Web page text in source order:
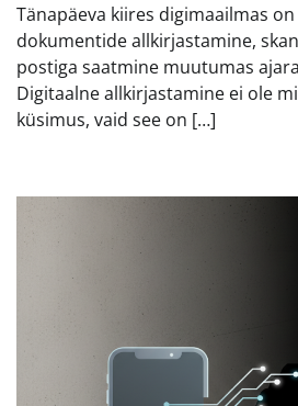
Tänapäeva kiires digimaailmas
dokumentide allkirjastamine,
postiga saatmine muutumas
Digitaalne allkirjastamine ei ole
küsimus, vaid see on […]